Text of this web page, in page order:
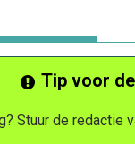
Tip voor
Stuur de redactie